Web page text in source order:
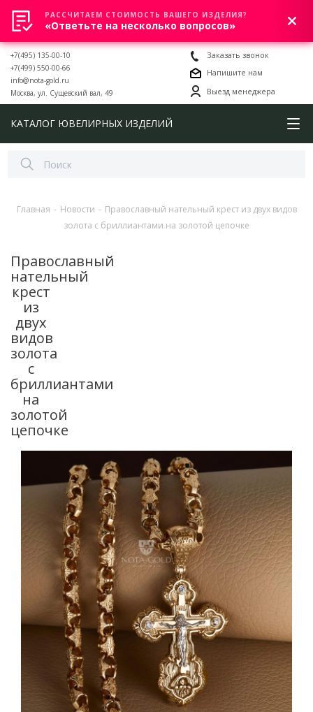
0
+7(495) 135-00-10
+7(499) 550-00-66
info@nota-gold.ru
Москва, ул. Сущевский вал, 49
Заказать звонок
Напишите нам
Выезд менеджера
КАТАЛОГ ЮВЕЛИРНЫХ ИЗДЕЛИЙ
Главная - Новости - Православный нательный крест из двух видов
золота с бриллиантами на золотой цепочке
Православный
нательный
крест
из
двух
видов
золота
с
бриллиантами
на
золотой
цепочке
РАССЧИТАЕМ СТОИМОСТЬ ВАШЕГО ИЗДЕЛИЯ?
«Ответьте на несколько вопросов»